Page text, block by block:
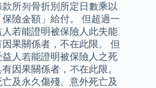
所列骨折別所定日數乘以
保險金額」給付。 但超過一
若能證明被保險人此失能
果關係者，不在此限。 但
人若能證明被保險人之死
因果關係者，不在此限。
及永久傷殘、意外死亡及